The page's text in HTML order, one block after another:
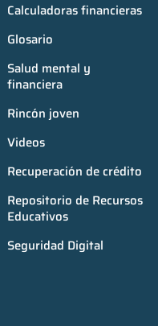
Calculadoras financieras
Glosario
Salud mental y
financiera
Rincón joven
Videos
Recuperación de crédito
Repositorio de Recursos
Educativos
Seguridad Digital